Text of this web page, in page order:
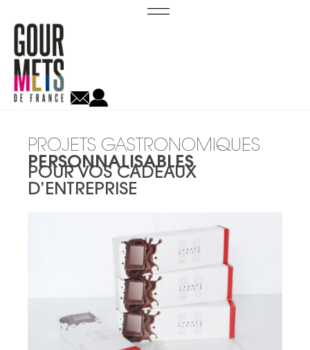
PROJETS GASTRONOMIQUES
PERSONNALISABLES
POUR VOS CADEAUX
D’ENTREPRISE